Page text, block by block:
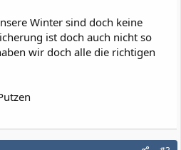
Winter sind doch keine
ist doch auch nicht so
wir doch alle die richtigen